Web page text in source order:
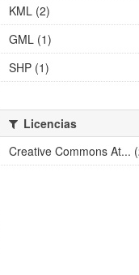
KML (2)
GML (1)
SHP (1)
Licencias
Creative Commons At...